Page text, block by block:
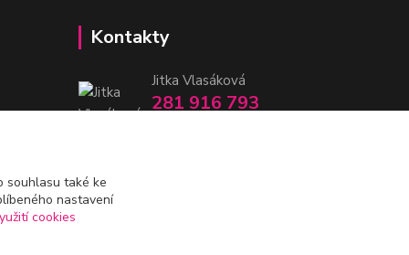
Kontakty
Jitka Vlasáková
281 916 793
souhlasu také ke
nastavení
cookies